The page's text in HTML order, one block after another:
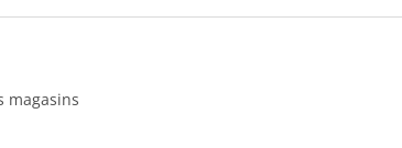
magasins